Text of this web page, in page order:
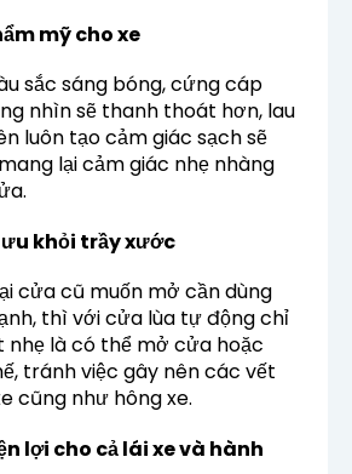
mỹ cho xe
sắc sáng bóng, cứng cáp
nhìn sẽ thanh thoát hơn, lau
luôn tạo cảm giác sạch sẽ
lại cảm giác nhẹ nhàng
ưu khỏi trầy xước
cửa cũ muốn mở cần dùng
thì với cửa lùa tự động chỉ
là có thể mở cửa hoặc
tránh việc gây nên các vết
cũng như hông xe.
lợi cho cả lái xe và hành